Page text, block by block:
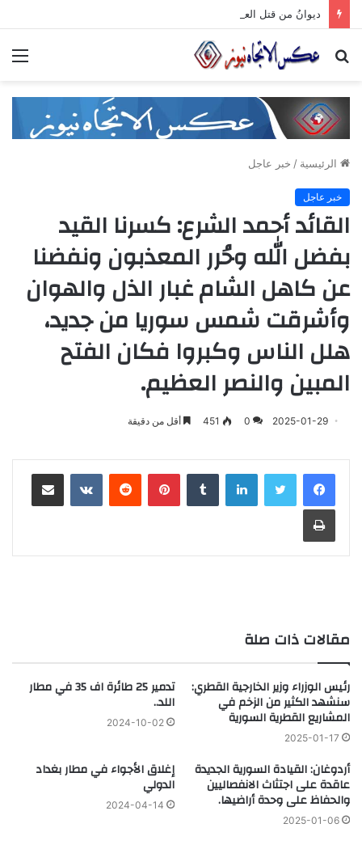
ديوانُ من قتل العتابَ بصمته.. ومضى خلف الأبوابِ يجرُّ ماضيه
بحث
الرئيسية / خبر عاجل
خبر عاجل
القائد أحمد الشرع: كسرنا القيد
بفضل الله وحُرر المعذبون ونفضنا
عن كاهل الشام غبار الذل والهوان
وأشرقت شمس سوريا من جديد،
هلل الناس وكبروا فكان الفتح
المبين والنصر العظيم.
2025-01-29
0
451 أقل من دقيقة
لينكدإن بينتيريست
مقالات ذات صلة
رئيس الوزراء وزير الخارجية القطري:
سنشهد الكثير من الزخم في
المشاريع القطرية السورية
2025-01-17
تدمير 25 طائرة اف 35 في مطار
اللد..
2024-10-02
أردوغان: القيادة السورية الجديدة
عاقدة على اجتثاث الانفصاليين
والحفاظ على وحدة أراضيها.
2025-01-06
إغلاق الأجواء في مطار بغداد
الدولي
2024-04-14